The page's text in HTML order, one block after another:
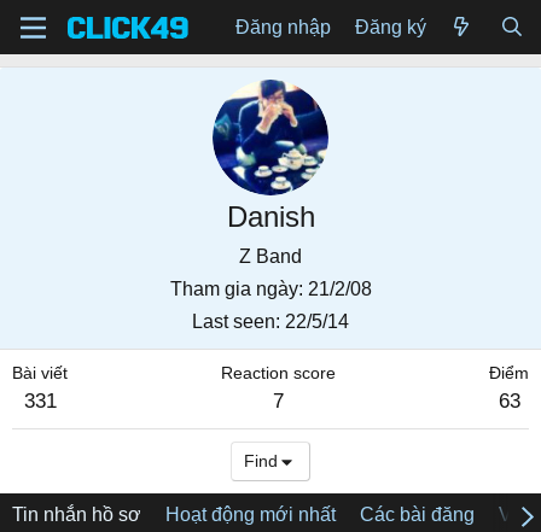
Đăng nhập Đăng ký
Danish
Z Band
Tham gia ngày 21/2/08
Last seen 22/5/14
Bài viết
331
Reaction score
7
Điểm
63
Find
Tin nhắn hồ sơ Hoạt động mới nhất Các bài đăng Về